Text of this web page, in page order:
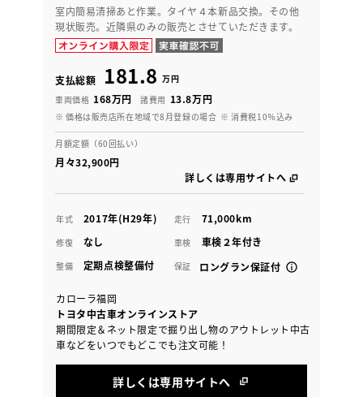
室内簡易清掃あと作業。タイヤ４本新品交換。その他
現状販売。近隣県のみの販売とさせていただきます。
支払総額 181.8 万円
車両価格 168万円 諸費用 13.8万円
※ 価格は販売店所在地域で8月登録の場合 ※ 消費税10％込み
月額定額（60回払い）
月々32,900円
詳しくは専用サイトへ
年式 2017年(H29年) 走行 71,000km
修復 なし 車検 車検２年付き
整備 定期点検整備付 保証 ロングラン保証付
カローラ福岡
トヨタ中古車オンラインストア
期間限定＆ネット限定で掘り出し物のアウトレット中古
車などをいつでもどこでも注文可能！
詳しくは専用サイトへ